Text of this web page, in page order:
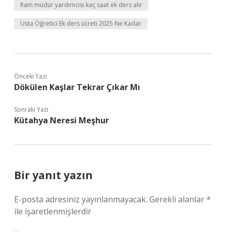
Ram müdür yardımcısı kaç saat ek ders alır
Usta Öğretici Ek ders ücreti 2025 Ne Kadar
Önceki Yazı
Dökülen Kaşlar Tekrar Çıkar Mı
Sonraki Yazı
Kütahya Neresi Meşhur
Bir yanıt yazın
E-posta adresiniz yayınlanmayacak. Gerekli alanlar*
ile işaretlenmişlerdir